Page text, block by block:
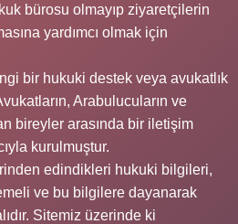
bürosu olmayıp ziyaretçilerin
yardımcı olmak için
bir hukuki destek veya avukatlık
Arabulucuların ve
bireyler arasında bir iletişim
kurulmuştur.
edindikleri hukuki bilgileri,
ve bu bilgilere dayanarak
Sitemiz üzerinde ki